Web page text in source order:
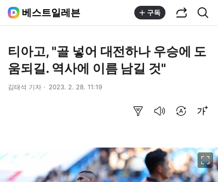
베스트일레븐 구독
티아고, "골 넣어 대전하나 우승에 도
움되길. 역사에 이름 남길 것"
김태석 기자 2023. 2. 28. 11:19